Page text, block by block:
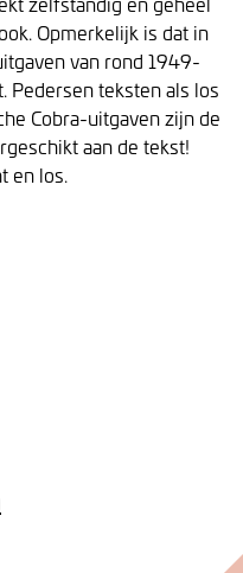
Opmerkelijk is dat in
van rond 1949-
Pedersen teksten als los
Cobra-uitgaven zijn de
aan de tekst!
en los.